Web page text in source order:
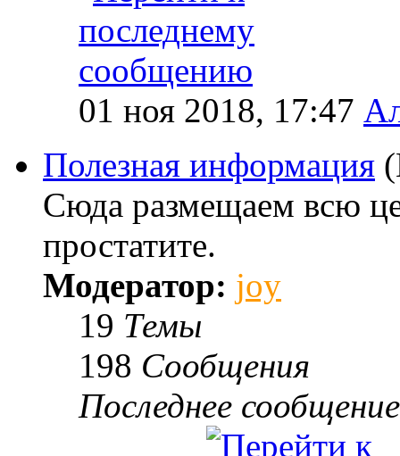
01 ноя 2018, 17:47
Полезная информация
Сюда размещаем всю
простатите.
Модератор: joy
19 Темы
198 Сообщения
Последнее сообщение